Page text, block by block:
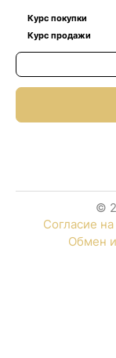
Курс покупки
Курс продажи
©
Согласие
Обмен